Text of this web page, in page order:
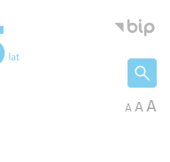
AAA